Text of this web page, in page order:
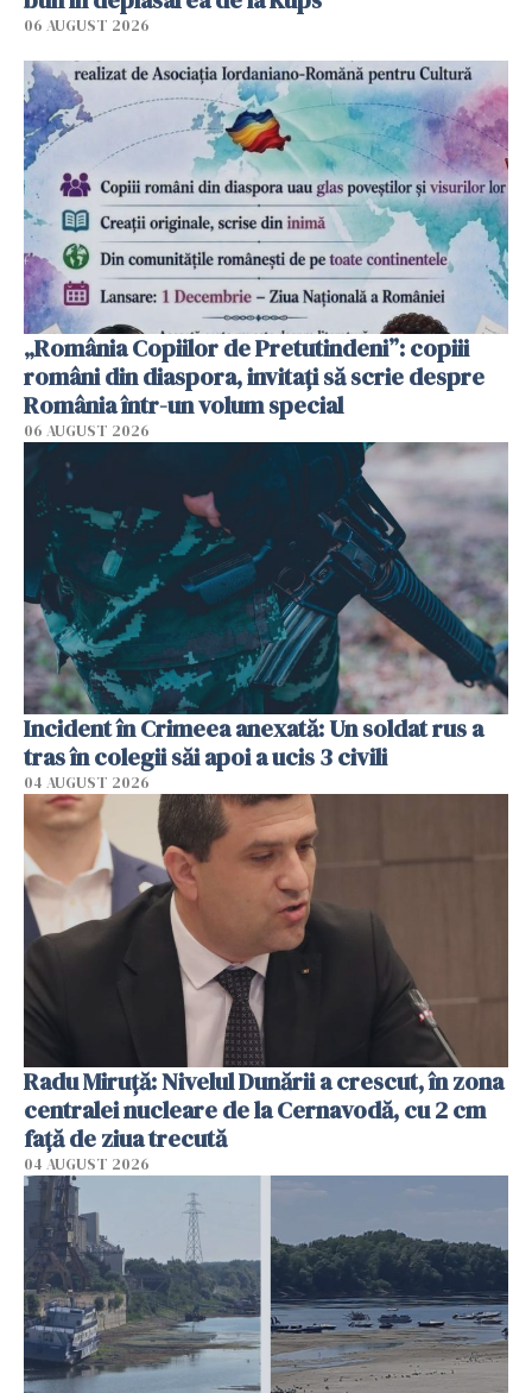
06 AUGUST 2026
„România Copiilor de Pretutindeni”: copiii
români din diaspora, invitați să scrie despre
România într-un volum special
06 AUGUST 2026
Incident în Crimeea anexată: Un soldat rus a
tras în colegii săi apoi a ucis 3 civili
04 AUGUST 2026
Radu Miruţă: Nivelul Dunării a crescut, în zona
centralei nucleare de la Cernavodă, cu 2 cm
faţă de ziua trecută
04 AUGUST 2026